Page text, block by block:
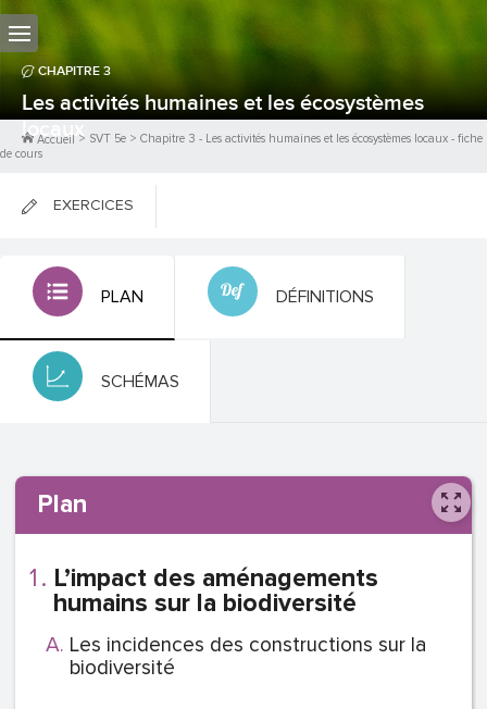
CHAPITRE 3
Les activités humaines et les écosystèmes
locaux
Accueil > SVT 5e > Chapitre 3 - Les activités humaines et les écosystèmes locaux - fiche
de cours
EXERCICES
FICHES DE COURS
PLAN DÉFINITIONS
SCHÉMAS
Plan
L’impact des aménagements
humains sur la biodiversité
Les incidences des constructions sur la
biodiversité